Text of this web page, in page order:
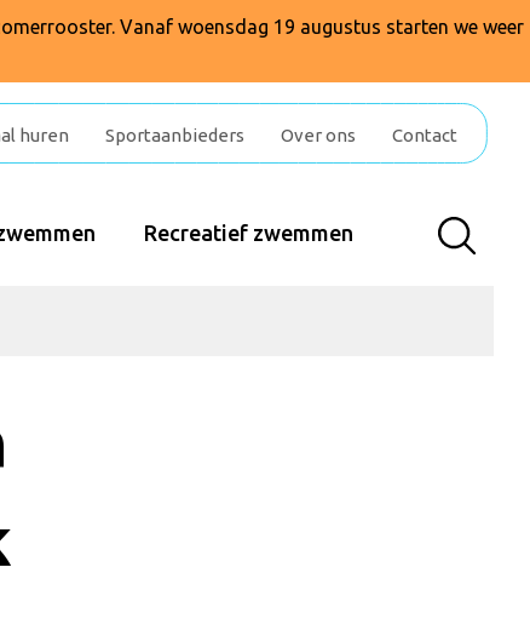
Vanaf woensdag 19 augustus starten we weer
huren Sportaanbieders Over ons Contact
Recreatief zwemmen